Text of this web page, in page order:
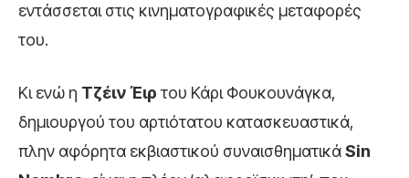
εντάσσεται στις κινηματογραφικές μεταφορές
του.
Κι ενώ η Τζέιν Έιρτου Κάρι Φουκουνάγκα,
δημιουργού του αρτιότατου κατασκευαστικά,
πλην αφόρητα εκβιαστικού συναισθηματικάSin